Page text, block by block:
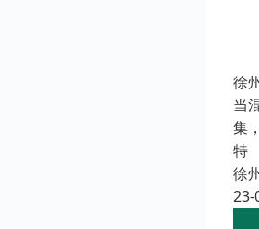
徐
当
集
特
徐
23-